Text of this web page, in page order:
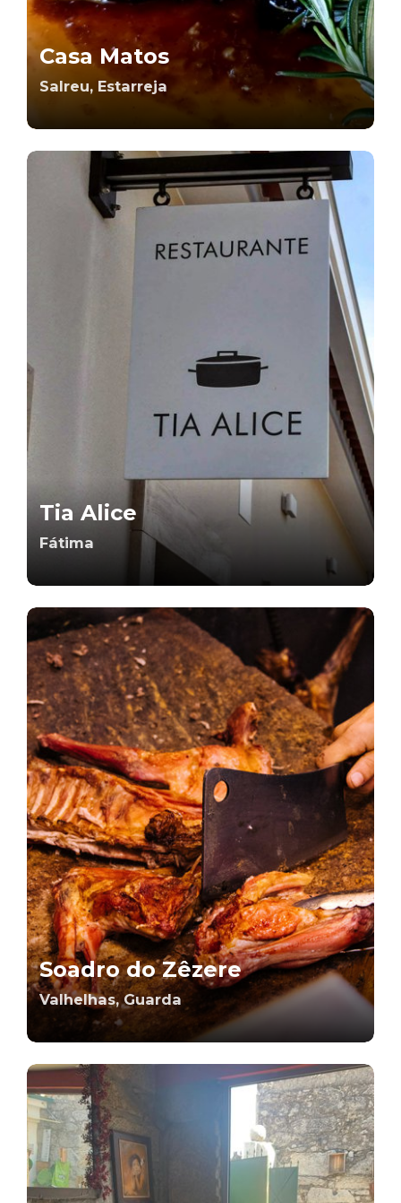
Casa Matos
Salreu, Estarreja
Tia Alice
Fátima
Soadro do Zêzere
Valhelhas, Guarda